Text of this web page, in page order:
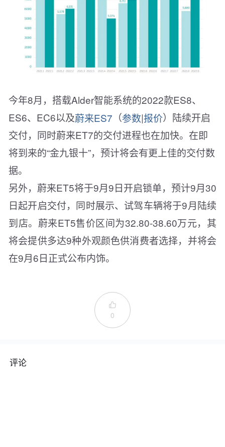
今年8月，搭载Alder智能系统的2022款ES8、
ES6、EC6以及蔚来ES7 （参数|报价）陆续开启
交付，同时蔚来ET7的交付进程也在加快。在即
将到来的“金九银十”，预计将会有更上佳的交付数
据。
另外，蔚来ET5将于9月9日开启锁单，预计9月30
日起开启交付，同时展示、试驾车辆将于9月陆续
到店。蔚来ET5售价区间为32.80-38.60万元，其
将会提供多达9种外观颜色供消费者选择，并将会
在9月6日正式公布内饰。

0
评论